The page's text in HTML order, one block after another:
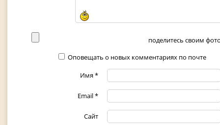
поделитесь своим
Оповещать о новых комментариях по почте
Имя*
Email*
Сайт